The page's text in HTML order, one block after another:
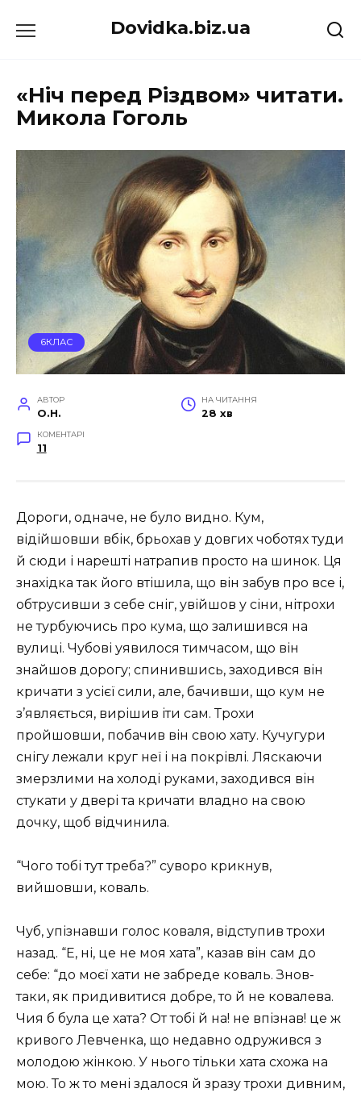
до
Dovidka.biz.ua
«Ніч перед Різдвом» читати.
Микола Гоголь
6КЛАС
АВТОР
O.H.
НА ЧИТАННЯ
28 хв
КОМЕНТАРІ
11
Дороги, одначе, не було видно. Кум,
відійшовши вбік, брьохав у довгих чоботях туди
й сюди і нарешті натрапив просто на шинок. Ця
знахідка так його втішила, що він забув про все і,
обтрусивши з себе сніг, увійшов у сіни, нітрохи
не турбуючись про кума, що залишився на
вулиці. Чубові уявилося тимчасом, що він
знайшов дорогу; спинившись, заходився він
кричати з усієї сили, але, бачивши, що кум не
з’являється, вирішив іти сам. Трохи
пройшовши, побачив він свою хату. Кучугури
снігу лежали круг неї і на покрівлі. Ляскаючи
змерзлими на холоді руками, заходився він
стукати у двері та кричати владно на свою
дочку, щоб відчинила.
“Чого тобі тут треба?” суворо крикнув,
вийшовши, коваль.
Чуб, упізнавши голос коваля, відступив трохи
назад. “Е, ні, це не моя хата”, казав він сам до
себе: “до моєї хати не забреде коваль. Знов-
таки, як придивитися добре, то й не ковалева.
Чия б була це хата? От тобі й на! не впізнав! це ж
кривого Левченка, що недавно одружився з
молодою жінкою. У нього тільки хата схожа на
мою. То ж то мені здалося й зразу трохи дивним,